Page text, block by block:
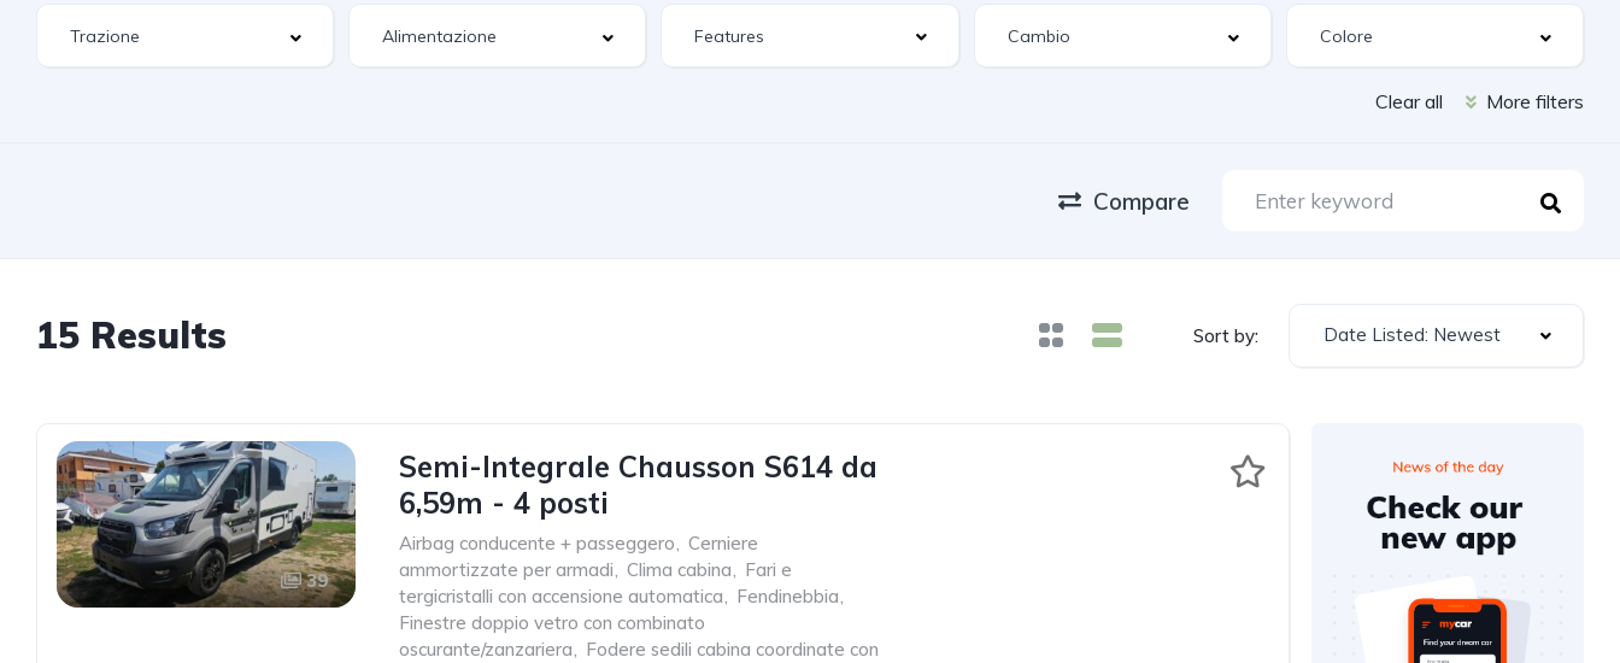
Features
Clear all More filters
Compare
15 Results Sort by: Date Listed: Newest
39
Semi-Integrale Chausson S614 da
6,59m - 4 posti
Airbag conducente + passeggero, Cerniere
ammortizzate per armadi, Clima cabina, Fari e
tergicristalli con accensione automatica, Fendinebbia,
Finestre doppio vetro con combinato
oscurante/zanzariera, Fodere sedili cabina coordinate con